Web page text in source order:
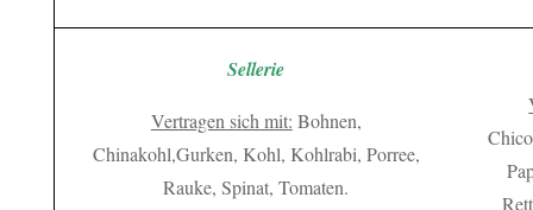
Sellerie
Vertragen sich mit: Bohnen,
Chinakohl,Gurken, Kohl, Kohlrabi, Porree,
Rauke, Spinat, Tomaten.